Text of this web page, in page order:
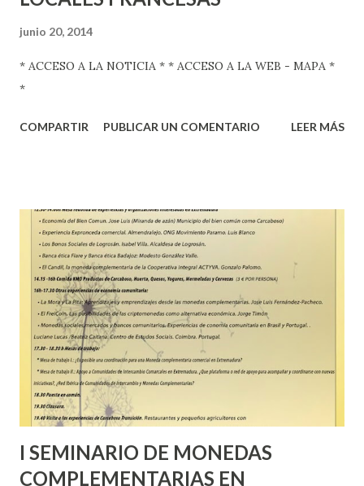
junio 20, 2014
* ACCESO A LA NOTICIA * * ACCESO A LA WEB - MAPA *
*
COMPARTIR PUBLICAR UN COMENTARIO LEER MÁS
I SEMINARIO DE MONEDAS
COMPLEMENTARIAS EN